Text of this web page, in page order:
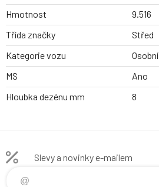
Hmotnost
9.516
Třída značky
Střed
Kategorie vozu
Osobní
MS
Ano
Hloubka dezénu mm
8
Slevy a novinky e-mailem